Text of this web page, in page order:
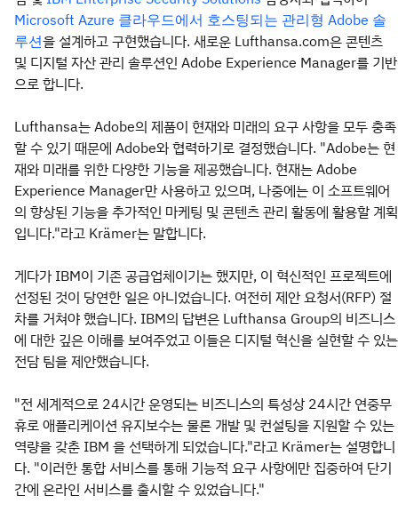
Microsoft Azure 클라우드에서 호스팅되는 관리형 Adobe 솔
루션을 설계하고 구현했습니다. 새로운 Lufthansa.com은 콘텐츠
및 디지털 자산 관리 솔루션인 Adobe Experience Manager를 기반
으로 합니다.
Lufthansa는 Adobe의 제품이 현재와 미래의 요구 사항을 모두 충족
할 수 있기 때문에 Adobe와 협력하기로 결정했습니다. "Adobe는 현
재와 미래를 위한 다양한 기능을 제공했습니다. 현재는 Adobe
Experience Manager만 사용하고 있으며, 나중에는 이 소프트웨어
의 향상된 기능을 추가적인 마케팅 및 콘텐츠 관리 활동에 활용할 계획
입니다."라고 Krämer는 말합니다.
게다가 IBM이 기존 공급업체이기는 했지만, 이 혁신적인 프로젝트에
선정된 것이 당연한 일은 아니었습니다. 여전히 제안 요청서(RFP) 절
차를 거쳐야 했습니다. IBM의 답변은 Lufthansa Group의 비즈니스
에 대한 깊은 이해를 보여주었고 이들은 디지털 혁신을 실현할 수 있는
전담 팀을 제안했습니다.
"전 세계적으로 24시간 운영되는 비즈니스의 특성상 24시간 연중무
휴로 애플리케이션 유지보수는 물론 개발 및 컨설팅을 지원할 수 있는
역량을 갖춘 IBM 을 선택하게 되었습니다."라고 Krämer는 설명합니
다. "이러한 통합 서비스를 통해 기능적 요구 사항에만 집중하여 단기
간에 온라인 서비스를 출시할 수 있었습니다."